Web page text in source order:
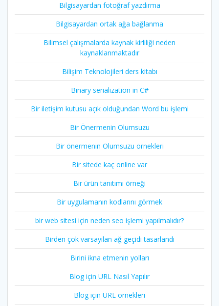
Bilgisayardan fotoğraf yazdırma
Bilgisayardan ortak ağa bağlanma
Bilimsel çalışmalarda kaynak kirliliği neden
kaynaklanmaktadır
Bilişim Teknolojileri ders kitabı
Binary serialization in C#
Bir iletişim kutusu açık olduğundan Word bu işlemi
Bir Önermenin Olumsuzu
Bir önermenin Olumsuzu örnekleri
Bir sitede kaç online var
Bir ürün tanıtımı örneği
Bir uygulamanın kodlarını görmek
bir web sitesi için neden seo işlemi yapılmalıdır?
Birden çok varsayılan ağ geçidi tasarlandı
Birini ikna etmenin yolları
Blog için URL Nasıl Yapılır
Blog için URL örnekleri